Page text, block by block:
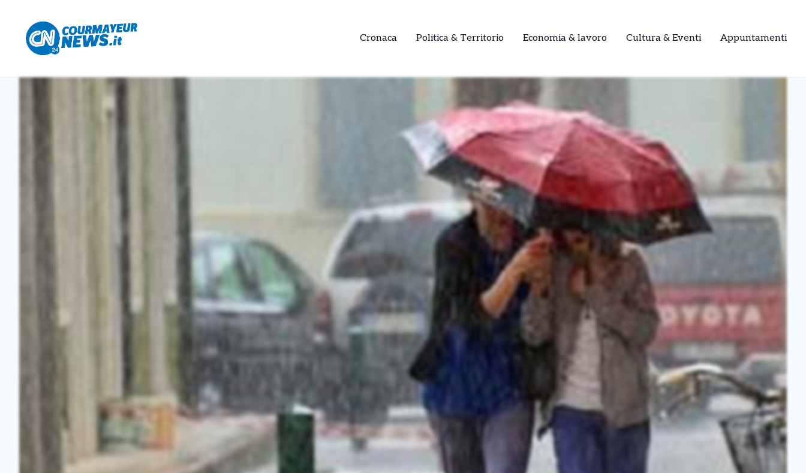
Cronaca Politica & Territorio Economia & lavoro Cultura & Eventi Appuntamenti